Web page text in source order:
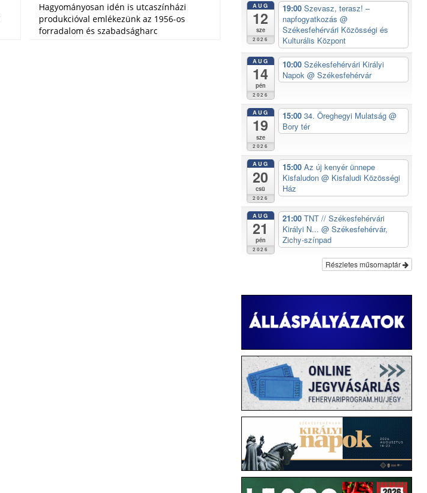
Hagyományosan idén is utcaszínházi
produkcióval emlékezünk az 1956-os
forradalom és szabadságharc
AUG
12
sze
2026
19:00 Szevasz, terasz! –
napfogyatkozás @
Székesfehérvári Közösségi és
Kulturális Központ
AUG
14
pén
2026
10:00 Székesfehérvári Királyi
Napok @ Székesfehérvár
AUG
19
sze
2026
15:00 34. Öreghegyi Mulatság @
Bory tér
AUG
20
csü
2026
15:00 Az új kenyér ünnepe
Kisfaludon @ Kisfaludi Közösségi
Ház
AUG
21
pén
2026
21:00 TNT // Székesfehérvári
Királyi N... @ Székesfehérvár,
Zichy-színpad
Részletes műsornaptár